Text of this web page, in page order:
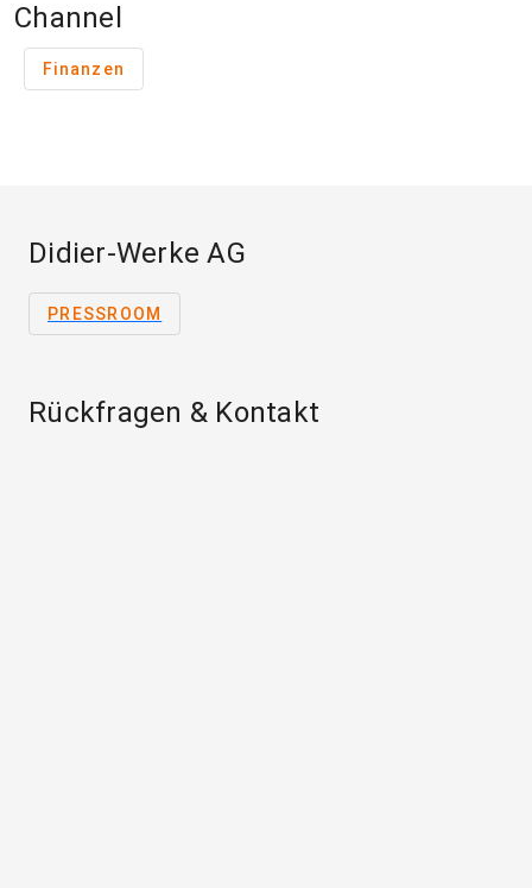
Channel
Finanzen
Didier-Werke AG
PRESSROOM
Rückfragen & Kontakt